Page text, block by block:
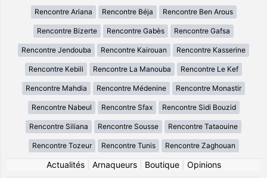
Rencontre Ariana Rencontre Béja Rencontre Ben Arous
Rencontre Bizerte Rencontre Gabès Rencontre Gafsa
Rencontre Jendouba Rencontre Kairouan Rencontre Kasserine
Rencontre Kebili Rencontre La Manouba Rencontre Le Kef
Rencontre Mahdia Rencontre Médenine Rencontre Monastir
Rencontre Nabeul Rencontre Sfax Rencontre Sidi Bouzid
Rencontre Siliana Rencontre Sousse Rencontre Tataouine
Rencontre Tozeur Rencontre Tunis Rencontre Zaghouan
Actualités| Arnaqueurs| Boutique| Opinions